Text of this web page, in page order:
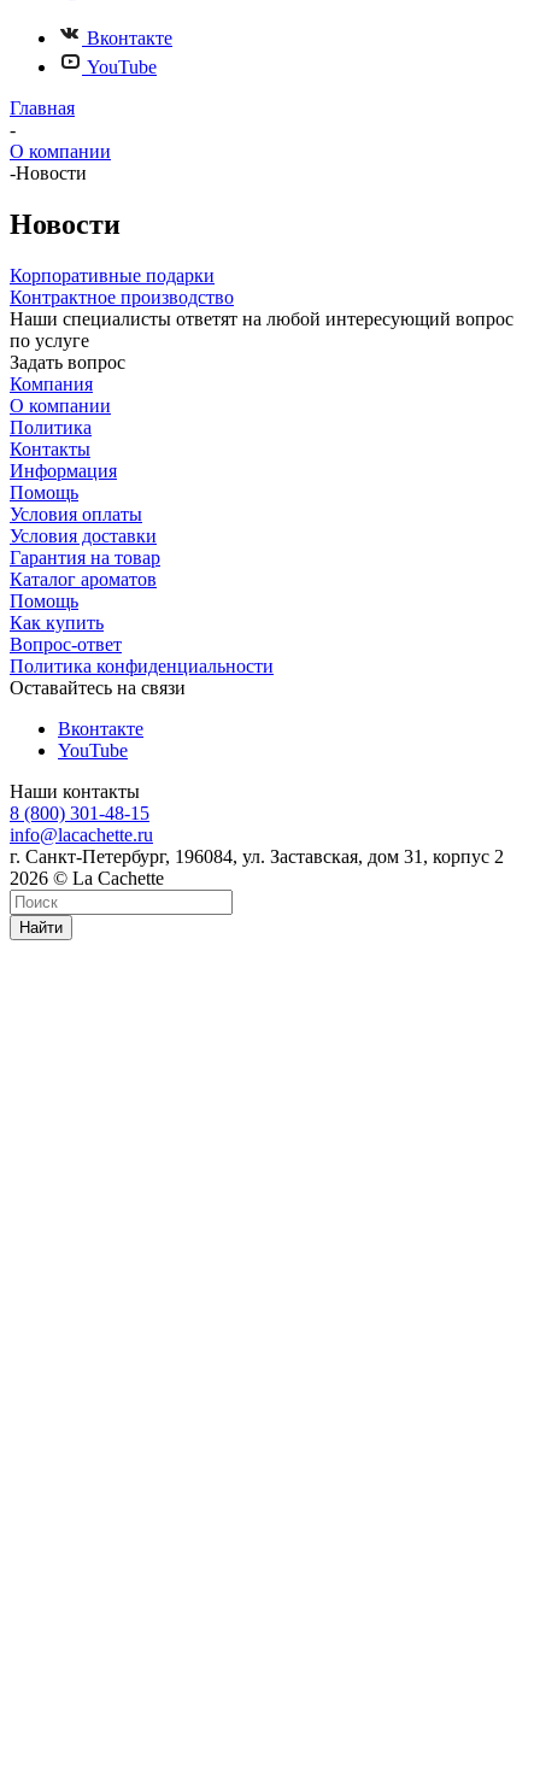
Вконтакте
YouTube
Главная
-
О компании
-Новости
Новости
Корпоративные подарки
Контрактное производство
Наши специалисты ответят на любой интересующий вопрос
по услуге
Задать вопрос
Компания
О компании
Политика
Контакты
Информация
Помощь
Условия оплаты
Условия доставки
Гарантия на товар
Каталог ароматов
Помощь
Как купить
Вопрос-ответ
Политика конфиденциальности
Оставайтесь на связи
Вконтакте
YouTube
Наши контакты
8 (800) 301-48-15
info@lacachette.ru
г. Санкт-Петербург, 196084, ул. Заставская, дом 31, корпус 2
2026 © La Cachette
Найти